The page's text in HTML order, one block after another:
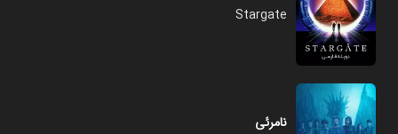
Stargate
نامرئی